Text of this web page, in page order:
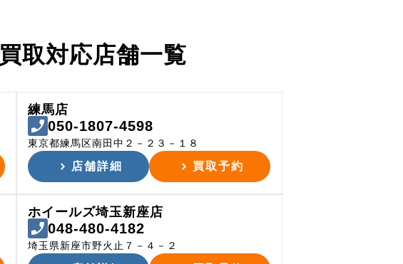
買取対応店舗一覧
練馬店
050-1807-4598
東京都練馬区南田中２－２３－１８
店舗詳細 買取予約
ホイールズ埼玉新座店
048-480-4182
埼玉県新座市野火止７－４－２